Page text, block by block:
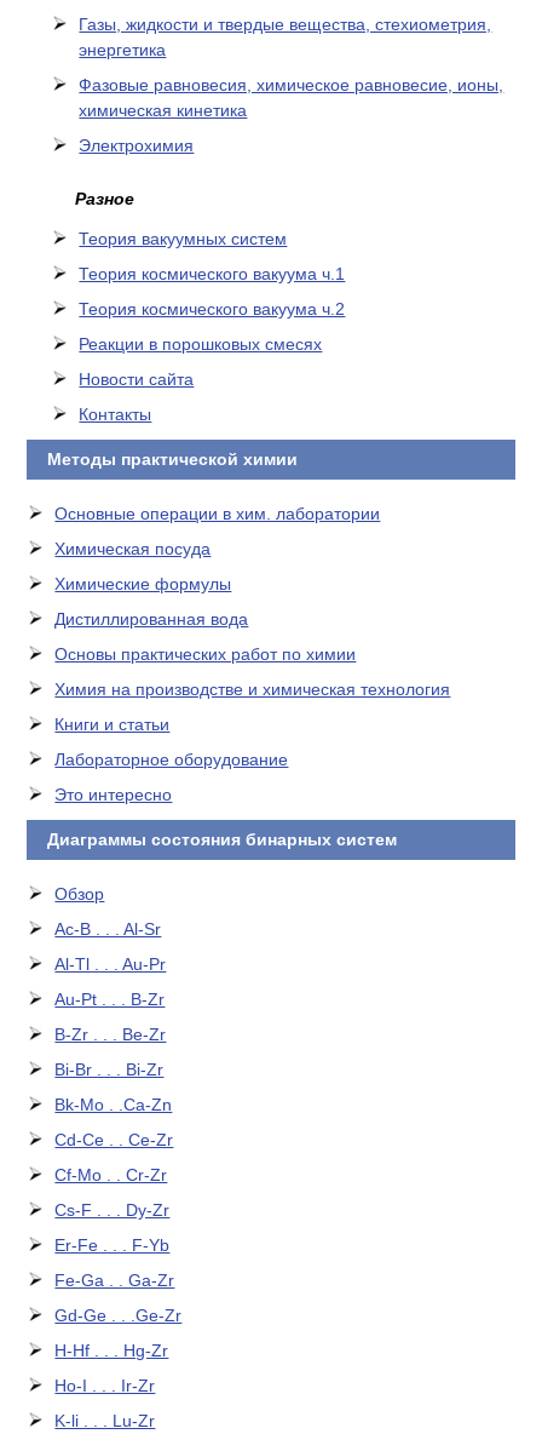
Газы, жидкости и твердые вещества, стехиометрия,
энергетика
Фазовые равновесия, химическое равновесие, ионы,
химическая кинетика
Электрохимия
Разное
Теория вакуумных систем
Теория космического вакуума ч.1
Теория космического вакуума ч.2
Реакции в порошковых смесях
Новости сайта
Контакты
Методы практической химии
Основные операции в хим. лаборатории
Химическая посуда
Химические формулы
Дистиллированная вода
Основы практических работ по химии
Химия на производстве и химическая технология
Книги и статьи
Лабораторное оборудование
Это интересно
Диаграммы состояния бинарных систем
Обзор
Ac-B . . . Al-Sr
Al-Tl . . . Au-Pr
Au-Pt . . . B-Zr
B-Zr . . . Be-Zr
Bi-Br . . . Bi-Zr
Bk-Mo . .Ca-Zn
Cd-Ce . . Ce-Zr
Cf-Mo . . Cr-Zr
Cs-F . . . Dy-Zr
Er-Fe . . . F-Yb
Fe-Ga . . Ga-Zr
Gd-Ge . . .Ge-Zr
H-Hf . . . Hg-Zr
Ho-I . . . Ir-Zr
K-li . . . Lu-Zr